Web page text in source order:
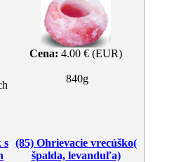
Cena: 4.00 € (EUR)
840g
s (85) Ohrievacie vrecúško(
špalda, levanduľa)